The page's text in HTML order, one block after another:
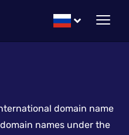
domain name
names under the